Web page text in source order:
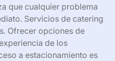
que cualquier problema
Servicios de catering
Ofrecer opciones de
de los
a estacionamiento es